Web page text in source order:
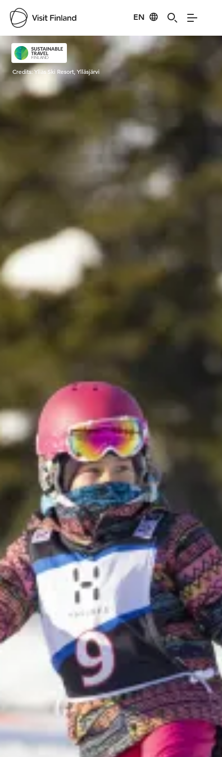
EN
Visit Finland
Credits:Ylläs Ski Resort, Ylläsjärvi